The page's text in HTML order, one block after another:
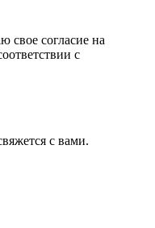
свое согласие на
с
с вами.